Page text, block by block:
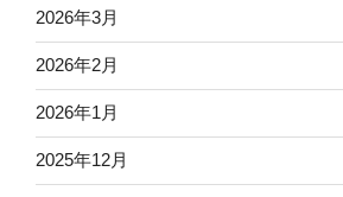
2026年3月
2026年2月
2026年1月
2025年12月